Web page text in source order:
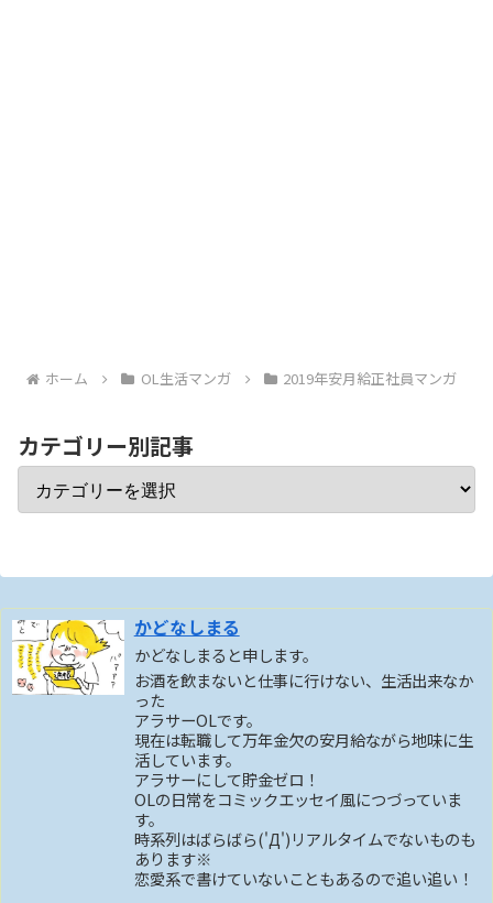
ホーム OL生活マンガ 2019年安月給正社員マンガ
カテゴリー別記事
かどなしまる
かどなしまると申します。
お酒を飲まないと仕事に行けない、生活出来なか
った
アラサーOLです。
現在は転職して万年金欠の安月給ながら地味に生
活しています。
アラサーにして貯金ゼロ！
OLの日常をコミックエッセイ風につづっていま
す。
時系列はばらばら('Д')リアルタイムでないものも
あります※
恋愛系で書けていないこともあるので追い追い！